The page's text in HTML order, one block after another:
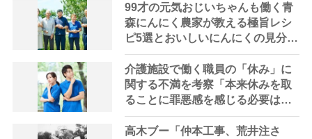
99才の元気おじいちゃんも働く青
森にんにく農家が教える極旨レシ
ピ5選とおいしいにんにくの見分け
方
介護施設で働く職員の「休み」に
関する不満を考察「本来休みを取
ることに罪悪感を感じる必要はな
いはず」
高木ブー「仲本工事、荒井注さ